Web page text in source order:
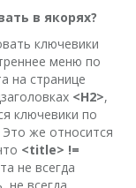
в якорях?
ключевики
меню по
на странице
<H2>,
ключевики по
Это же относится
<title> !=
не всегда